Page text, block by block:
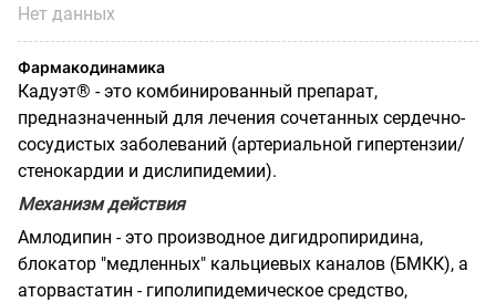
Нет данных
Фармакодинамика
Кадуэт® - это комбинированный препарат,
предназначенный для лечения сочетанных сердечно-
сосудистых заболеваний (артериальной гипертензии/
стенокардии и дислипидемии).
Механизм действия
Амлодипин - это производное дигидропиридина,
блокатор "медленных" кальциевых каналов (БМКК), а
аторвастатин - гиполипидемическое средство,